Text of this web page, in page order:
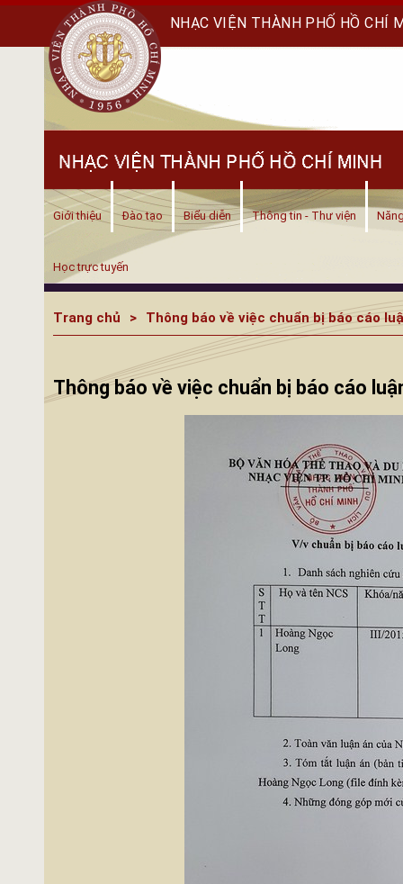
NHẠC VIỆN THÀNH PHỐ HỒ CHÍ
Giới thiệu Đào tạo Biểu diễn Thông tin - Thư viện
Học trực tuyến
Trang chủ Thông báo về việc chuẩn bị báo cáo
Thông báo về việc chuẩn bị báo cáo